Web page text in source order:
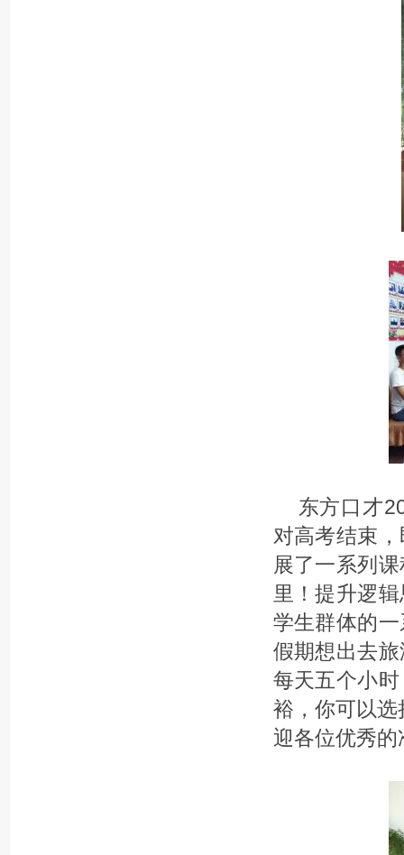
东方口才
对高考结束
展了一系列
里！提升逻
学生群体的
假期想出去
每天五个小
裕，你可以
迎各位优秀